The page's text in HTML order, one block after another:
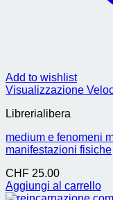
Add to wishlist
Visualizzazione
Librerialibera
medium e fenomeni
manifestazioni fisiche
CHF 25.00
Aggiungi al carrello